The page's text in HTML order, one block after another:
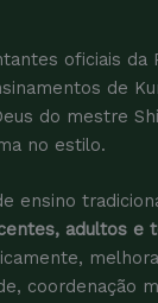
oficiais da
de
do mestre
no estilo.
ensino
adultos e
coordenação